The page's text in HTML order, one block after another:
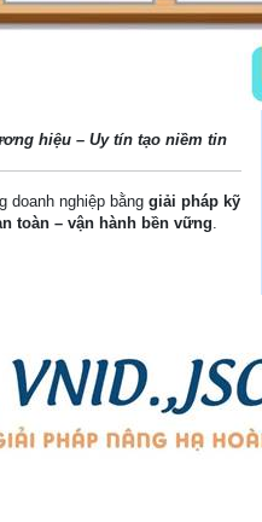
hiệu – Uy tín tạo niềm tin
doanh nghiệp bằng giải pháp kỹ
toàn – vận hành bền vững.